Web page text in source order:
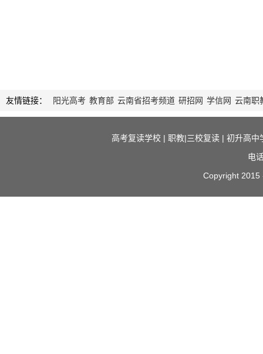
友情链接： 阳光高考 教育部 云南省招考频道 研招网 学信网 云南职
高考复读学校| 职教|三校复读| 初升高中
电
Copyright